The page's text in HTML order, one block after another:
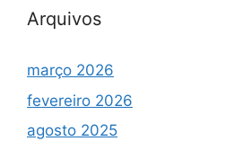
Arquivos
março 2026
fevereiro 2026
agosto 2025